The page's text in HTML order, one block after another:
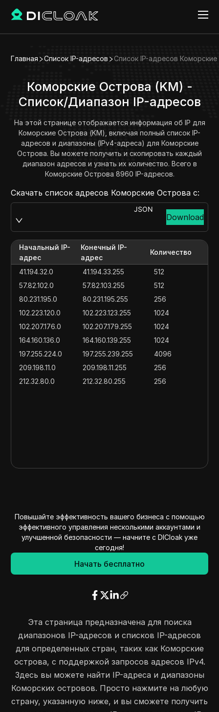
Главная Список IP-адресов Список IP-адресов
Коморские Острова (KM) -
Список/Диапазон IP-адресов
На этой странице отображается информация об IP для
Коморские Острова (KM), включая полный список IP-
адресов и диапазоны (IPv4-адреса) для Коморские
Острова. Вы можете получить и скопировать каждый
диапазон адресов и узнать их количество. Всего в
Коморские Острова 8960 IP-адресов.
Скачать список адресов Коморские Острова с:
JSON
Download
Начальный IP-
адрес
Конечный IP-
адрес
Количество
41.194.32.0 41.194.33.255
512
57.82.102.0
57.82.103.255
512
80.231.195.0
80.231.195.255
256
102.223.120.0
102.223.123.255
1024
102.207.176.0
102.207.179.255
1024
164.160.136.0
164.160.139.255
1024
197.255.224.0
197.255.239.255
4096
209.198.11.0
209.198.11.255
256
212.32.80.0
212.32.80.255 256
Повышайте эффективность вашего бизнеса с помощью
эффективного управления несколькими аккаунтами и
улучшенной безопасности — начните с DICloak уже
сегодня!
Начать бесплатно
Эта страница предназначена для поиска
диапазонов IP-адресов и списков IP-адресов
для определенных стран, таких как Коморские
острова, с поддержкой запросов адресов IPv4.
Здесь вы можете найти IP-адреса и диапазоны
Коморских островов. Просто нажмите на любую
страну, указанную ниже, и вы сможете получить